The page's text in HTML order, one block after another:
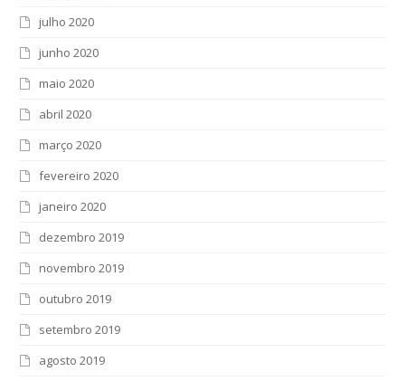
julho 2020
junho 2020
maio 2020
abril 2020
março 2020
fevereiro 2020
janeiro 2020
dezembro 2019
novembro 2019
outubro 2019
setembro 2019
agosto 2019